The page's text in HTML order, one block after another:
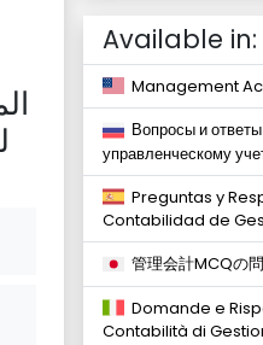
Available in:
Management
Вопросы и
управленческому
Preguntas y
Contabilidad de
管理会計MCQの
Domande e
Contabilità di